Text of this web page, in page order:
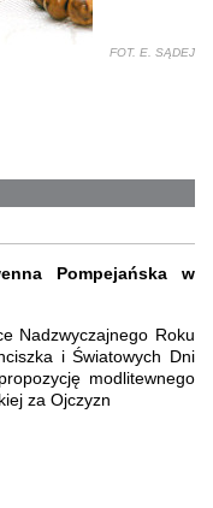
FOT. E. SĄDEJ
Pompejańska w
Nadzwyczajnego Roku
i Światowych Dni
modlitewnego
za Ojczyzn